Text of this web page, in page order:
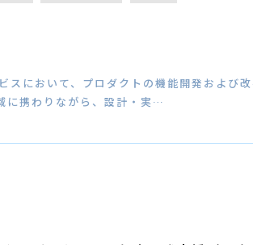
スにおいて、プロダクトの機能開発および
に携わりながら、設計・実…